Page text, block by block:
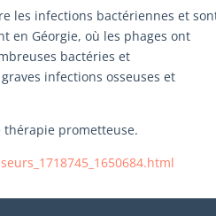
les infections bactériennes et
en Géorgie, où les phages ont
bactéries et
infections osseuses et
prometteuse.